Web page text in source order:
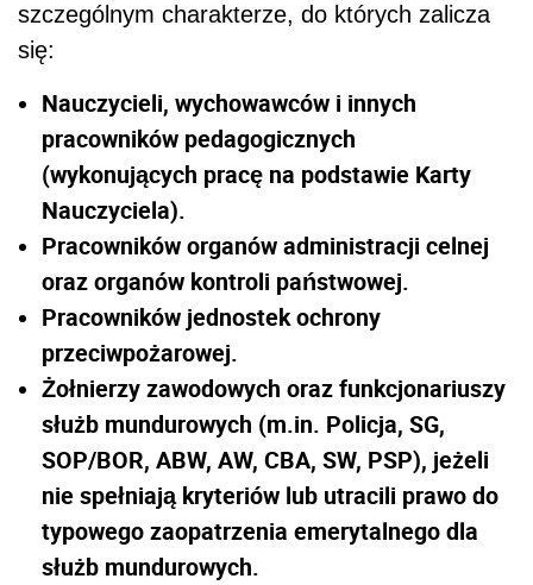
szczególnym charakterze, do których zalicza
się:
Nauczycieli, wychowawców i innych
pracowników pedagogicznych
(wykonujących pracę na podstawie Karty
Nauczyciela).
Pracowników organów administracji celnej
oraz organów kontroli państwowej.
Pracowników jednostek ochrony
przeciwpożarowej.
Żołnierzy zawodowych oraz funkcjonariuszy
służb mundurowych (m.in. Policja, SG,
SOP/BOR, ABW, AW, CBA, SW, PSP), jeżeli
nie spełniają kryteriów lub utracili prawo do
typowego zaopatrzenia emerytalnego dla
służb mundurowych.